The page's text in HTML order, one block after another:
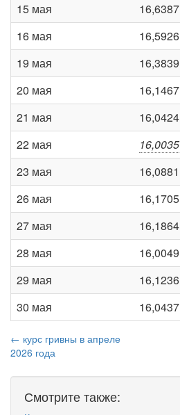
15 мая
16,6387
16 мая
16,5926
19 мая
16,3839
20 мая
16,1467
21 мая
16,0424
22 мая
16,0035
23 мая
16,0881
26 мая
16,1705
27 мая
16,1864
28 мая
16,0049
29 мая
16,1236
30 мая
16,0437
← курс гривны в апреле
2026 года
Смотрите также: